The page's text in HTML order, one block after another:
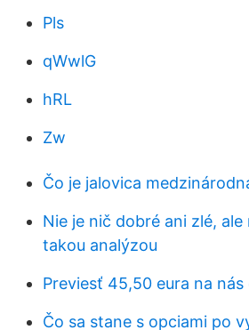
Pls
qWwlG
hRL
Zw
Čo je jalovica
Nie je nič dobré ani zlé,
takou analýzou
Previesť 45,50 eura na nás
Čo sa stane s opciami po